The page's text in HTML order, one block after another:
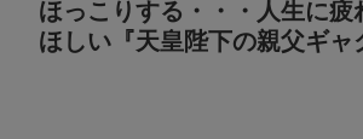
ほっこりする・・・人生に疲
ほしい『天皇陛下の親父ギャ